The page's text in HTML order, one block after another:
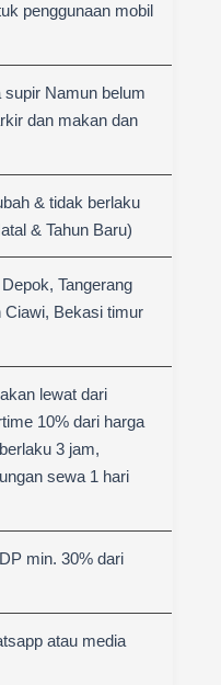
penggunaan mobil
Namun belum
dan makan dan
& tidak berlaku
& Tahun Baru)
Tangerang
Ciawi, Bekasi timur
lewat dari
10% dari harga
3 jam,
sewa 1 hari
min. 30% dari
atau media